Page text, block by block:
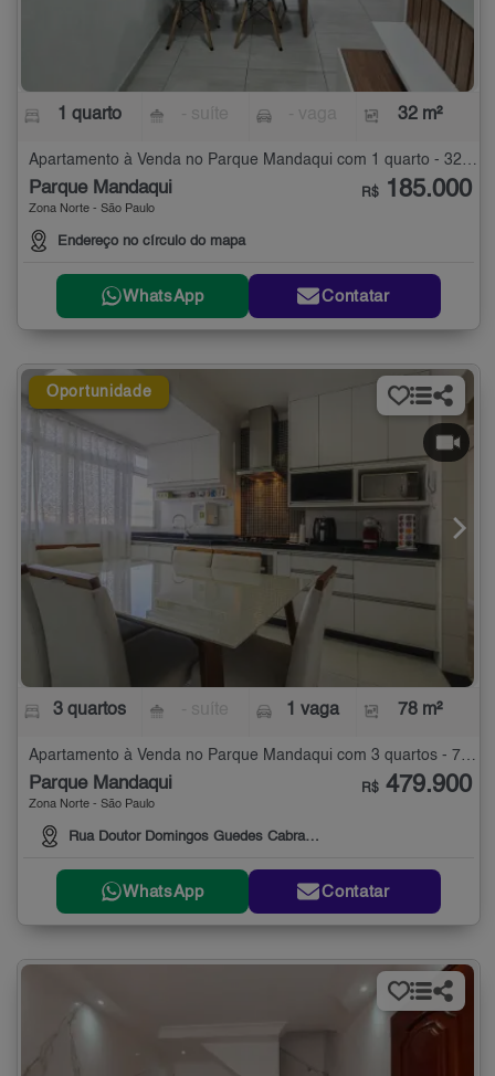
1 quarto 32 m²
Apartamento à Venda no Parque Mandaqui com 1 quarto - 32 m²
Parque Mandaqui
Zona Norte - São Paulo
Endereço no círculo do mapa
R$ 185.000
WhatsApp Contatar
Oportunidade
3 quartos 1 vaga 78 m²
Apartamento à Venda no Parque Mandaqui com 3 quartos - 78 m²
Parque Mandaqui
Zona Norte - São Paulo
Rua Doutor Domingos Guedes Cabral, 83
R$ 479.900
WhatsApp Contatar